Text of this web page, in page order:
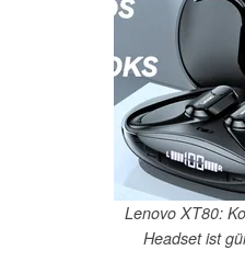
Lenovo XT80:
Headset ist